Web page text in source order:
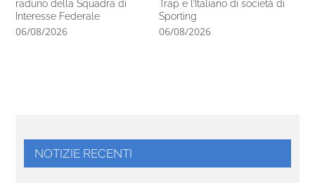
raduno della Squadra di
Interesse Federale
06/08/2026
Trap e l’Italiano di società di
Sporting
06/08/2026
NOTIZIE RECENTI